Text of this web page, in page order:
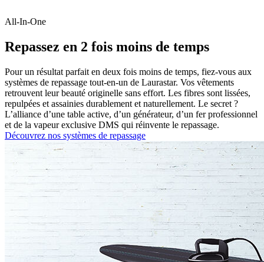
All-In-One
Repassez en 2 fois moins de temps
Pour un résultat parfait en deux fois moins de temps, fiez-vous aux
systèmes de repassage tout-en-un de Laurastar. Vos vêtements
retrouvent leur beauté originelle sans effort. Les fibres sont lissées,
repulpées et assainies durablement et naturellement. Le secret ?
L’alliance d’une table active, d’un générateur, d’un fer professionnel
et de la vapeur exclusive DMS qui réinvente le repassage.
Découvrez nos systèmes de repassage